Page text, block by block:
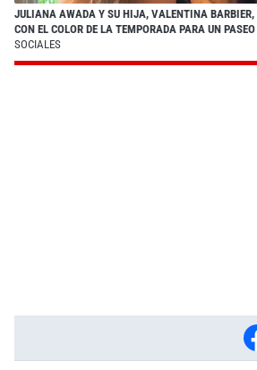
JULIANA AWADA Y SU HIJA, VALENTINA BARBIER,
CON EL COLOR DE LA TEMPORADA PARA UN PASEO
SOCIALES